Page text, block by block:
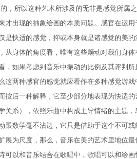
，所以这种艺术所涉及的无非是感觉所
出现的抽象绘画的本质问题。感官在运
快适的感觉，抑或本身就是诸感觉的美
身体的角度看，唯有这些颤动对我们身
如果考虑到音乐中振动的比例及其评判
两种感官的感觉就应看作在多种感觉游
后一种解释，它至少部分地表现为快
系），依照乐曲中构成主导情绪的主题
数学毫不沾边，它只是借助于这个不可
为尺度，那么，音乐在美的艺术里地位
和音乐结合在歌唱中，歌唱可以和绘